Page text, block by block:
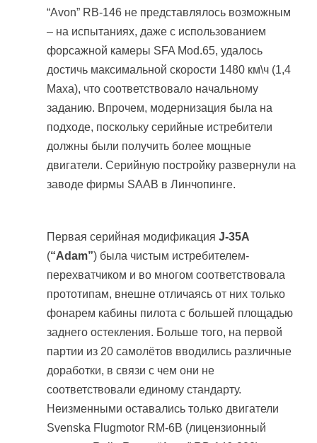
“Avon” RB-146 не представлялось возможным
– на испытаниях, даже с использованием
форсажной камеры SFA Mod.65, удалось
достичь максимальной скорости 1480 км\ч (1,4
Маха), что соответствовало начальному
заданию. Впрочем, модернизация была на
подходе, поскольку серийные истребители
должны были получить более мощные
двигатели. Серийную постройку развернули на
заводе фирмы SAAB в Линчопинге.
Первая серийная модификация J-35A
(“Adam”) была чистым истребителем-
перехватчиком и во многом соответствовала
прототипам, внешне отличаясь от них только
фонарем кабины пилота с большей площадью
заднего остекления. Больше того, на первой
партии из 20 самолётов вводились различные
доработки, в связи с чем они не
соответствовали единому стандарту.
Неизменными оставались только двигатели
Svenska Flugmotor RM-6B (лицензионный